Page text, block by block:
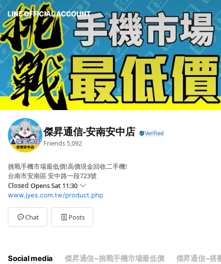
傑昇通信-安南安中店
Friends 5,092
挑戰手機市場最低價!高價現金回收二手機!
台南市安南區 安中路一段723號
Closed Opens Sat 11:30
Sun11:30 - 21:30
Mon12:00 - 21:30
Tue12:00 - 21:30
Wed12:00 - 21:30
11:30 - 21:30
www.jyes.com.tw/product.php
Chat Posts
Social media 傑昇通信~挑戰手機市場最低價 傑昇通信~搭